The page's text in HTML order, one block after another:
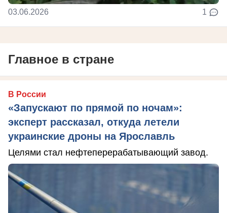
03.06.2026 1
Главное в стране
В России
«Запускают по прямой по ночам»:
эксперт рассказал, откуда летели
украинские дроны на Ярославль
Целями стал нефтеперерабатывающий завод.